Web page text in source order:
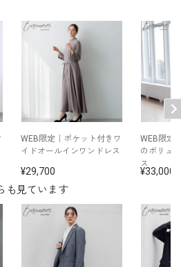
ーニング
168cm 9号着用
も見ています
WEB限定｜ポケット付きワ
イドオールインワンドレス
29,700
WEB限定
のボリュ
ス
33,000